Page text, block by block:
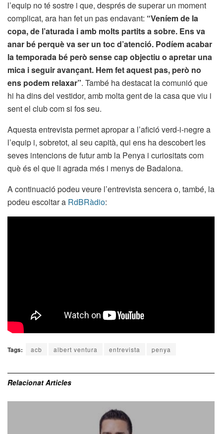
l’equip no té sostre i que, després de superar un moment
complicat, ara han fet un pas endavant: “Veníem de la
copa, de l’aturada i amb molts partits a sobre. Ens va
anar bé perquè va ser un toc d’atenció. Podíem acabar
la temporada bé però sense cap objectiu o apretar una
mica i seguir avançant. Hem fet aquest pas, però no
ens podem relaxar”. També ha destacat la comunió que
hi ha dins del vestidor, amb molta gent de la casa que viu i
sent el club com si fos seu.
Aquesta entrevista permet apropar a l’afició verd-i-negre a
l’equip i, sobretot, al seu capità, qui ens ha descobert les
seves intencions de futur amb la Penya i curiositats com
què és el que li agrada més i menys de Badalona.
A continuació podeu veure l’entrevista sencera o, també, la
podeu escoltar a RdBRàdio:
Tags: acb albert ventura entrevista penya
Relacionat Articles